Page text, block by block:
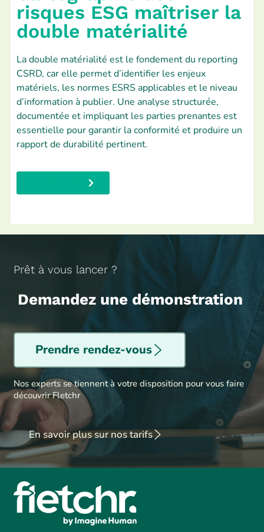
risques ESG maîtriser la
double matérialité
La double matérialité est le fondement du reporting
CSRD, car elle permet d’identifier les enjeux
matériels, les normes ESRS applicables et le niveau
d’information à publier. Une analyse structurée,
documentée et impliquant les parties prenantes est
essentielle pour garantir la conformité et produire un
rapport de durabilité pertinent.
Prêt à vous lancer ?
Demandez une démonstration
Prendre rendez-vous
Nos experts se tiennent à votre disposition pour vous faire
découvrir Fletchr
En savoir plus sur nos tarifs